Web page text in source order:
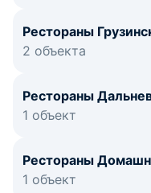
Рестораны
2 объекта
Рестораны
1 объект
Рестораны
1 объект